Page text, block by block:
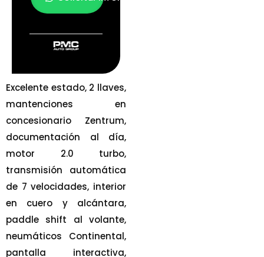
Excelente estado, 2 llaves,
mantenciones en
concesionario Zentrum,
documentación al día,
motor 2.0 turbo,
transmisión automática
de 7 velocidades, interior
en cuero y alcántara,
paddle shift al volante,
neumáticos Continental,
pantalla interactiva,